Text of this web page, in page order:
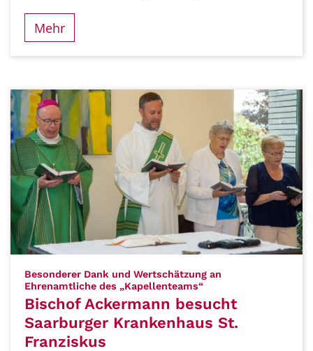
Mehr
Besonderer Dank und Wertschätzung an
Ehrenamtliche des „Kapellenteams“:
Bischof Ackermann besucht
Saarburger Krankenhaus St.
Franziskus